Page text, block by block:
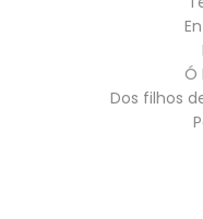
Ó
Dos filhos